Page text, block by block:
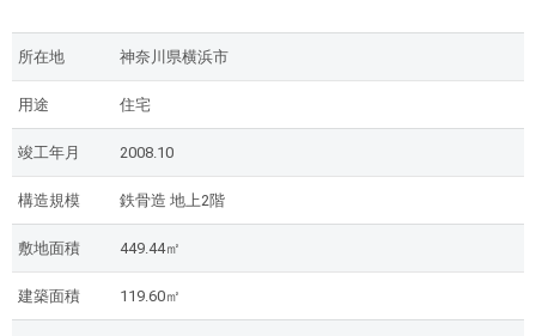
所在地 神奈川県横浜市
用途 住宅
竣工年月 2008.10
構造規模 鉄骨造 地上2階
敷地面積 449.44㎡
建築面積 119.60㎡